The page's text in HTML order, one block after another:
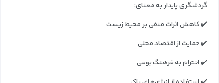
گردشگری پایدار به معنای:
✔️ کاهش اثرات منفی بر محیط‌ زیست
✔️ حمایت از اقتصاد محلی
✔️ احترام به فرهنگ بومی